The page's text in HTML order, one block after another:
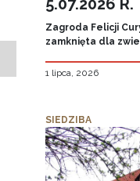
5.07.2026 R.
Zagroda Felicji
zamknięta dla
1 lipca, 2026
SIEDZIBA